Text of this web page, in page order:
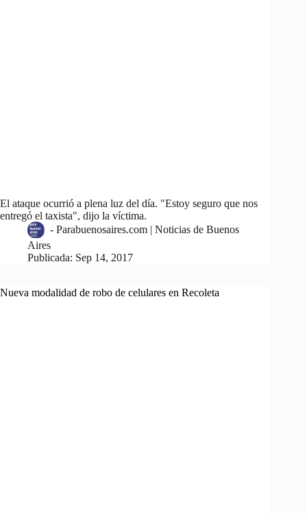
El ataque ocurrió a plena luz del día. "Estoy seguro que nos
entregó el taxista", dijo la víctima.
- Parabuenosaires.com | Noticias de Buenos
Aires
Publicada: Sep 14, 2017
Nueva modalidad de robo de celulares en Recoleta